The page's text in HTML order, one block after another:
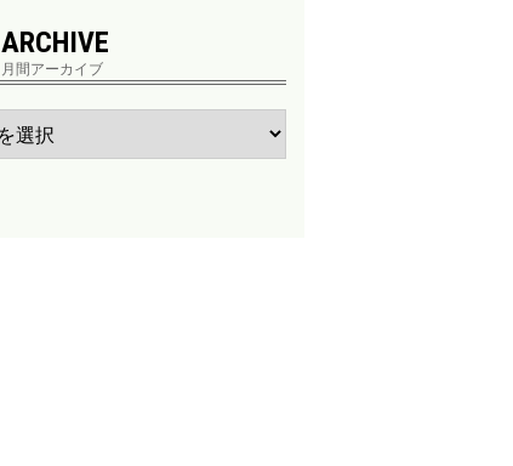
ARCHIVE
月間アーカイブ